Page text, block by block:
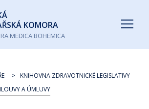
KOMORA
MEDICA BOHEMICA
KNIHOVNA ZDRAVOTNICKÉ LEGISLATIVY
A ÚMLUVY